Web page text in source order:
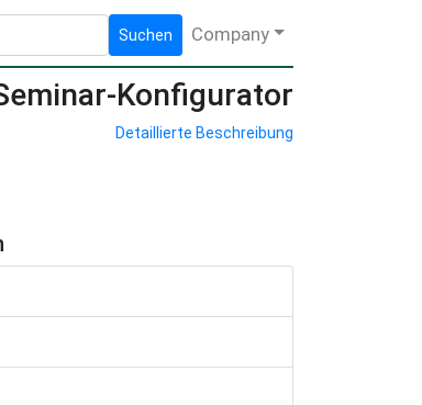
Suchen Company
Konfigurator
Detaillierte Beschreibung